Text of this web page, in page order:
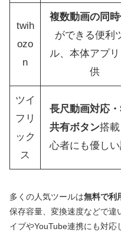
twih
ozo
n
複数動画の同
ができる便利
ル、本体アプ
供
ツイ
フリ
ック
ス
長尺動画対応
共有ボタン搭
心者にも優し
多くの人気ツールは無料で利
保存容量、変換速度などで違
イブやYouTube連携にも対応